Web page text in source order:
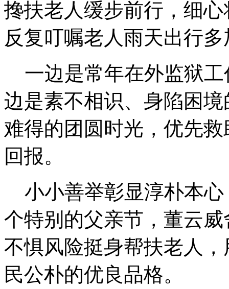
搀扶老人缓步前行，细
反复叮嘱老人雨天出行
一边是常年在外监狱工
边是素不相识、身陷困
难得的团圆时光，优先
回报。
小小善举彰显淳朴本心
个特别的父亲节，董云
不惧风险挺身帮扶老人
民公朴的优良品格。